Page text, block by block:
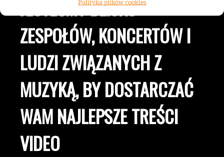
Polityka plików cookies
JESTEŚMY BLISKO
ZESPOŁÓW, KONCERTÓW I
LUDZI ZWIĄZANYCH Z
MUZYKĄ, BY DOSTARCZAĆ
WAM NAJLEPSZE TREŚCI
VIDEO